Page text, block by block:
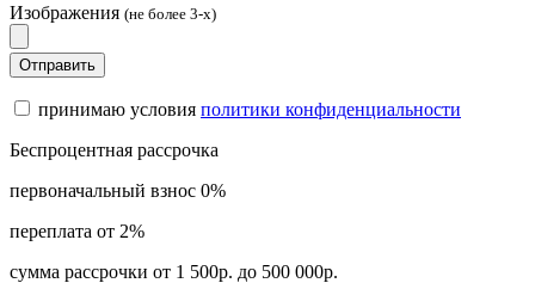
Изображения (не более 3-х)
Отправить
принимаю условия политики конфиденциальности
Беспроцентная рассрочка
первоначальный взнос 0%
переплата от 2%
сумма рассрочки от 1 500р. до 500 000р.